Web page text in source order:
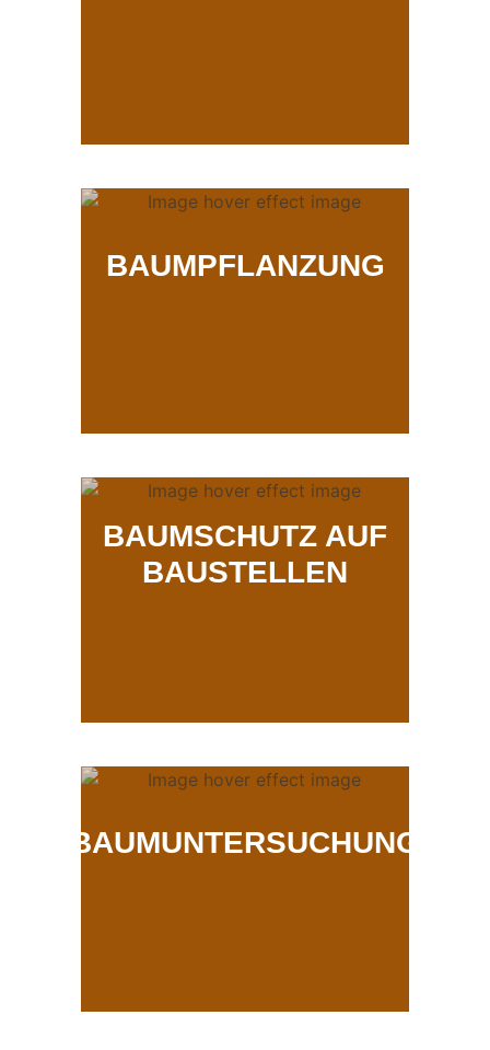
BAUMPFLANZUNG
BAUMSCHUTZ AUF
BAUSTELLEN
BAUMUNTERSUCHUNG